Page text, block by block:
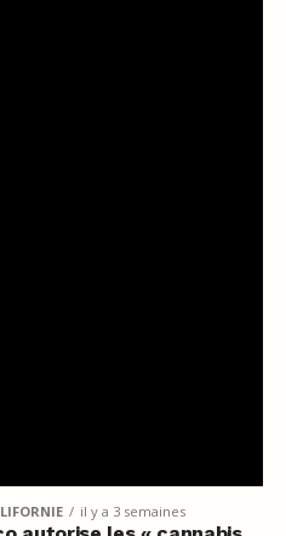
il y a 3 semaines